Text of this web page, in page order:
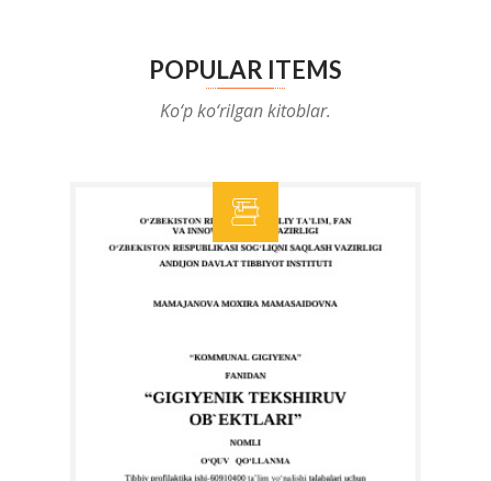
POPULAR ITEMS
Ko‘p ko‘rilgan kitoblar.